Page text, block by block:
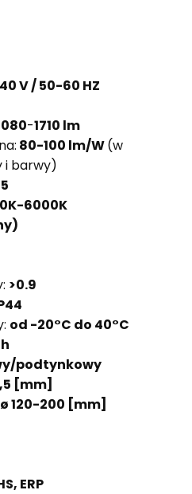
V / 50-60 HZ
-1710 lm
80-100 lm/W(w
i barwy)
6000K
>0.9
od -20°C do 40°C
podtynkowy
[mm]
ø 120-200 [mm]
ERP